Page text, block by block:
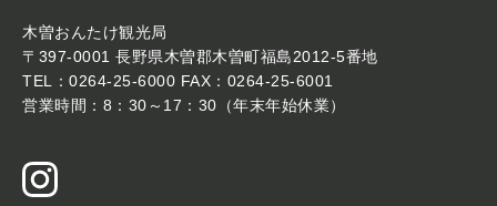
木曽おんたけ観光局
〒397-0001 長野県木曽郡木曽町福島2012-5番地
TEL：0264-25-6000 FAX：0264-25-6001
営業時間：8：30～17：30（年末年始休業）